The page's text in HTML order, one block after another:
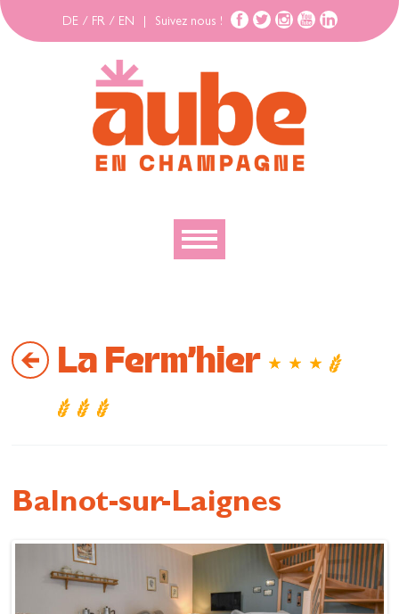
DE / FR / EN Suivez nous !
Bouger
Se restaurer
La Ferm'hier
Balnot-sur-Laignes